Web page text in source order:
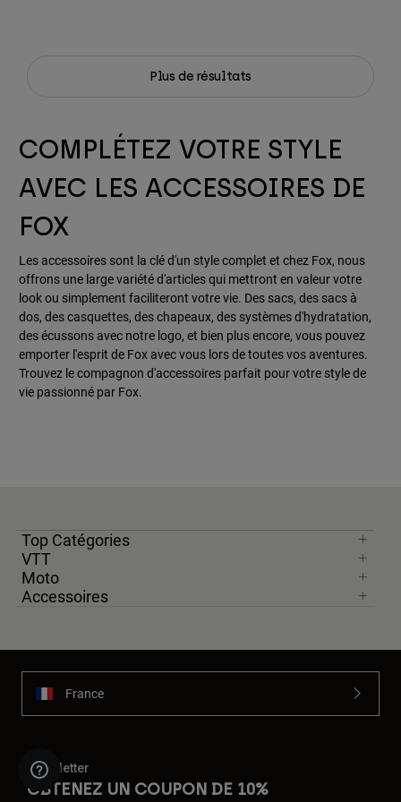
Plus de résultats
COMPLÉTEZ VOTRE STYLE
AVEC LES ACCESSOIRES DE
FOX
Les accessoires sont la clé d'un style complet et chez Fox, nous
offrons une large variété d'articles qui mettront en valeur votre
look ou simplement faciliteront votre vie. Des sacs, des sacs à
dos, des casquettes, des chapeaux, des systèmes d'hydratation,
des écussons avec notre logo, et bien plus encore, vous pouvez
emporter l'esprit de Fox avec vous lors de toutes vos aventures.
Trouvez le compagnon d'accessoires parfait pour votre style de
vie passionné par Fox.
Top Catégories
VTT
Moto
Accessoires
France
Newsletter
OBTENEZ UN COUPON DE 10%